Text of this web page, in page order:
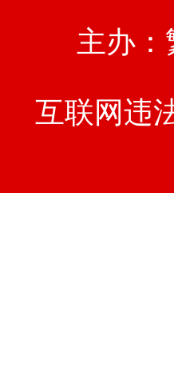
主办：
互联网违